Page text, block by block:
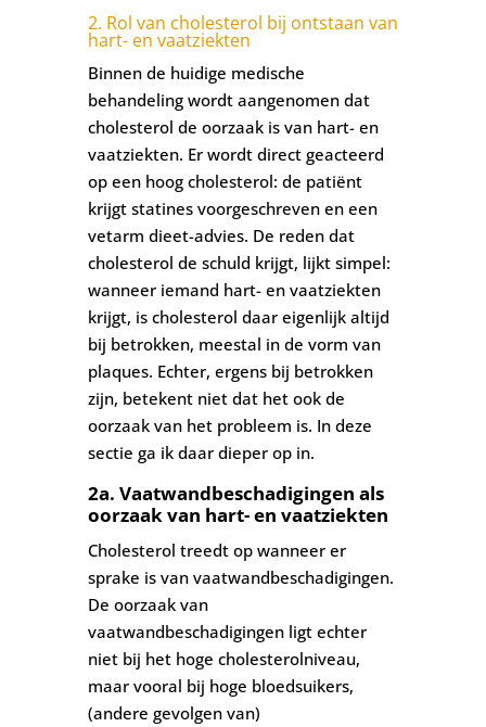
2. Rol van cholesterol bij ontstaan van
hart- en vaatziekten
Binnen de huidige medische
behandeling wordt aangenomen dat
cholesterol de oorzaak is van hart- en
vaatziekten. Er wordt direct geacteerd
op een hoog cholesterol: de patiënt
krijgt statines voorgeschreven en een
vetarm dieet-advies. De reden dat
cholesterol de schuld krijgt, lijkt simpel:
wanneer iemand hart- en vaatziekten
krijgt, is cholesterol daar eigenlijk altijd
bij betrokken, meestal in de vorm van
plaques. Echter, ergens bij betrokken
zijn, betekent niet dat het ook de
oorzaak van het probleem is. In deze
sectie ga ik daar dieper op in.
2a. Vaatwandbeschadigingen als
oorzaak van hart- en vaatziekten
Cholesterol treedt op wanneer er
sprake is van vaatwandbeschadigingen.
De oorzaak van
vaatwandbeschadigingen ligt echter
niet bij het hoge cholesterolniveau,
maar vooral bij hoge bloedsuikers,
(andere gevolgen van)